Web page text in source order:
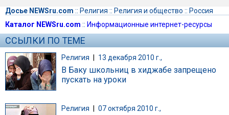
Досье NEWSru.com :: Религия :: Религия и общество :: Россия
Каталог NEWSru.com :: Информационные интернет-ресурсы
ССЫЛКИ ПО ТЕМЕ
Религия | 13 декабря 2010 г.,
В Баку школьниц в хиджабе запрещено
пускать на уроки
Религия 07 октября 2010 г.,